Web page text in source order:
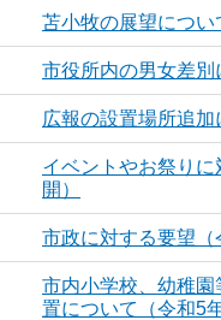
苫小牧の展望につい
市役所内の男女差別
広報の設置場所追加
イベントやお祭り
開）
市政に対する要望（
市内小学校、幼稚
置について（令和5